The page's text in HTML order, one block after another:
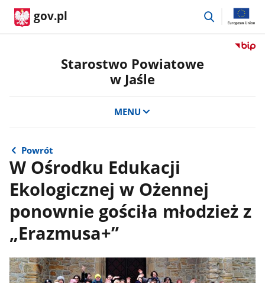
gov.pl
przejdź
Przejdź
Starostwo Powiatowe
w Jaśle
MENU
Powrót
W Ośrodku Edukacji
Ekologicznej w Ożennej
ponownie gościła młodzież z
„Erazmusa+”